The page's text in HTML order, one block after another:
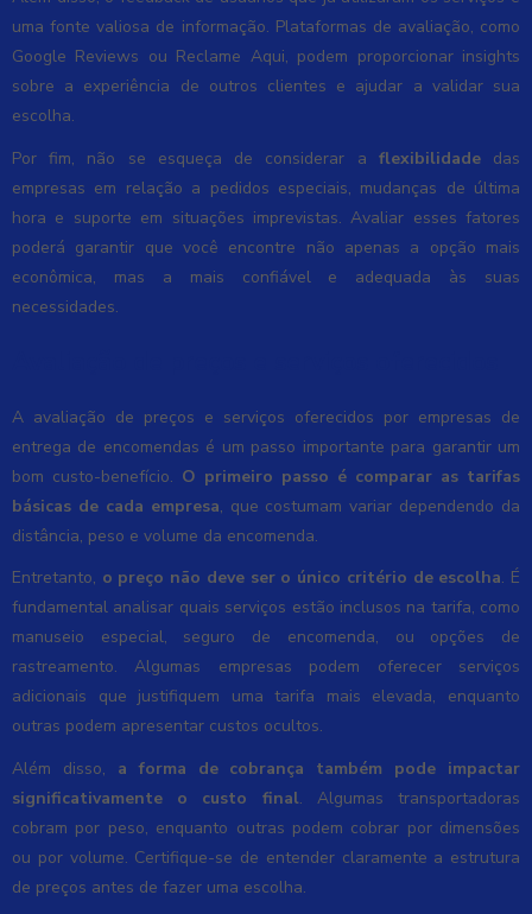
uma fonte valiosa de informação. Plataformas de avaliação, como
Google Reviews ou Reclame Aqui, podem proporcionar insights
sobre a experiência de outros clientes e ajudar a validar sua
escolha.
Por fim, não se esqueça de considerar a flexibilidadedas
empresas em relação a pedidos especiais, mudanças de última
hora e suporte em situações imprevistas. Avaliar esses fatores
poderá garantir que você encontre não apenas a opção mais
econômica, mas a mais confiável e adequada às suas
necessidades.
A avaliação de preços e serviços oferecidos por empresas de
entrega de encomendas é um passo importante para garantir um
bom custo-benefício. O primeiro passo é comparar as tarifas
básicas de cada empresa, que costumam variar dependendo da
distância, peso e volume da encomenda.
Entretanto, o preço não deve ser o único critério de escolha. É
fundamental analisar quais serviços estão inclusos na tarifa, como
manuseio especial, seguro de encomenda, ou opções de
rastreamento. Algumas empresas podem oferecer serviços
adicionais que justifiquem uma tarifa mais elevada, enquanto
outras podem apresentar custos ocultos.
Além disso, a forma de cobrança também pode impactar
significativamente o custo final. Algumas transportadoras
cobram por peso, enquanto outras podem cobrar por dimensões
ou por volume. Certifique-se de entender claramente a estrutura
de preços antes de fazer uma escolha.